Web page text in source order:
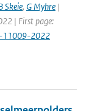
Skeie, G Myhre |
| First page:
11009-2022